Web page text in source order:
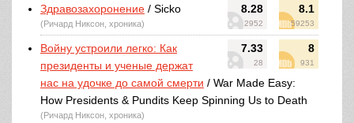
8.28
2952
8.1
59253
Здравозахоронение / Sicko
(Ричард Никсон, хроника)
7.33
28
8
931
Войну устроили легко: Как
президенты и ученые держат
нас на удочке до самой смерти / War Made Easy:
How Presidents & Pundits Keep Spinning Us to Death
(Ричард Никсон, хроника)